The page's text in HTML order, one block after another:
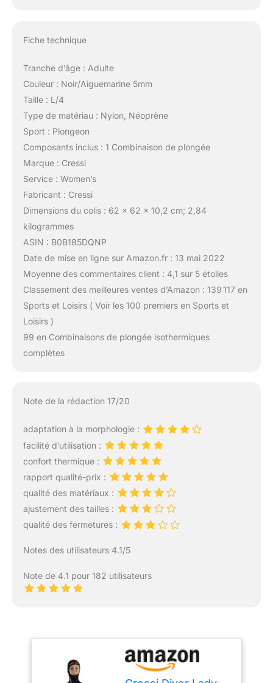
Fiche technique
Tranche d’âge : Adulte
Couleur : Noir/Aiguemarine 5mm
Taille : L/4
Type de matériau : Nylon, Néoprène
Sport : Plongeon
Composants inclus : 1 Combinaison de plongée
Marque : Cressi
Service : Women’s
Fabricant : Cressi
Dimensions du colis : 62 x 62 x 10,2 cm; 2,84
kilogrammes
ASIN : B0B185DQNP
Date de mise en ligne sur Amazon.fr : 13 mai 2022
Moyenne des commentaires client : 4,1 sur 5 étoiles
Classement des meilleures ventes d’Amazon : 139 117 en
Sports et Loisirs ( Voir les 100 premiers en Sports et
Loisirs )
99 en Combinaisons de plongée isothermiques
complètes
Note de la rédaction 17/20
adaptation à la morphologie :
facilité d’utilisation :
confort thermique :
rapport qualité-prix :
qualité des matériaux :
ajustement des tailles :
qualité des fermetures :
Notes des utilisateurs 4.1/5
Note de 4.1 pour 182 utilisateurs